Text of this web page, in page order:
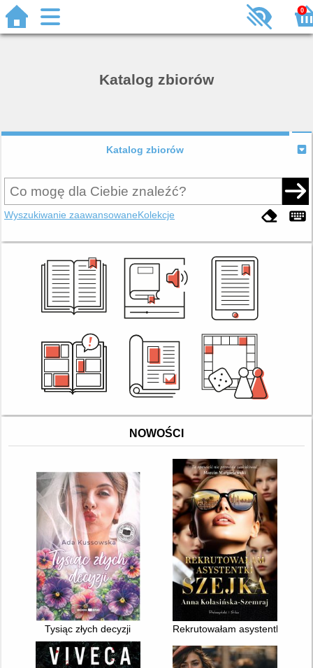
0
Katalog zbiorów
Katalog zbiorów
Wyszukiwanie zaawansowaneKolekcje
NOWOŚCI
Tysiąc złych decyzji Rekrutowałam asystentki